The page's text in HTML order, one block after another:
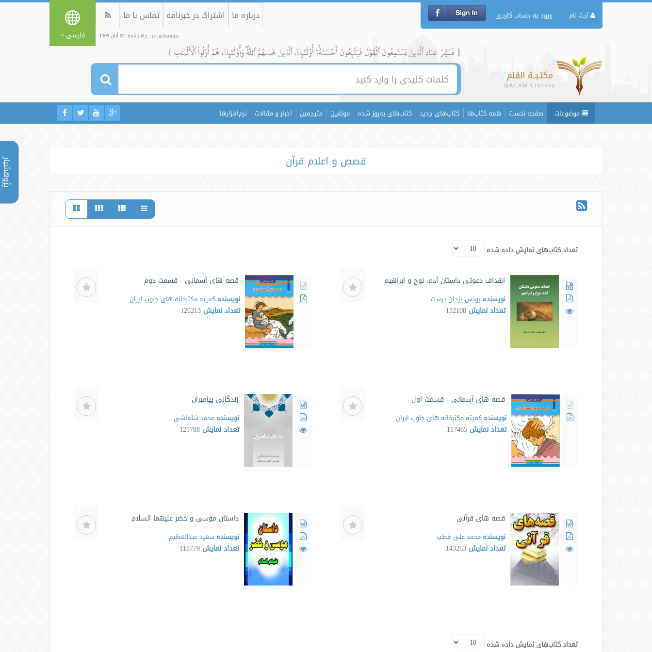
پژوهشیار
ثبت نام ورود به حساب کاربری درباره ما اشتراک در خبرنامه تماس با ما
بروزرسانی در : چهارشنبه, 07 آبان 1399 فارسی
{ فَبَشِّرۡ عِبَادِ ٱلَّذِينَ يَسۡتَمِعُونَ ٱلۡقَوۡلَ فَيَتَّبِعُونَ أَحۡسَنَهُۥٓۚ أُوْلَٰٓئِكَ ٱلَّذِينَ هَدَىٰهُمُ ٱللَّهُۖ وَأُوْلَٰٓئِكَ هُمۡ أُوْلُواْ ٱلۡأَلۡبَٰبِ }
موضوعات صفحه نخست همه کتاب‌ها کتاب‌های جدید کتاب‌های به‌روز شده مولفین مترجمین اخبار و مقالات نرم‌افزارها
قصص و اعلام قرآن
تعداد کتاب‌های نمایش داده شده
اهداف دعوتی داستان آدم، نوح و ابراهیم
نویسنده یونس یزدان پرست
تعداد نمایش 132108
قصه های آسمانی - قسمت دوم
نویسنده کمیته مکتبخانه های جنوب ایران
تعداد نمایش 120213
قصه های آسمانی - قسمت اول
نویسنده کمیته مکتبخانه های جنوب ایران
تعداد نمایش 117465
زندگانی پیامبران
نویسنده محمد شلماشی
تعداد نمایش 121788
قصه های قرآنی
نویسنده محمد علی قطب
تعداد نمایش 143263
داستان موسی و خضر علیهما السلام
نویسنده سعید عبدالعظیم
تعداد نمایش 118779
تعداد کتاب‌های نمایش داده شده